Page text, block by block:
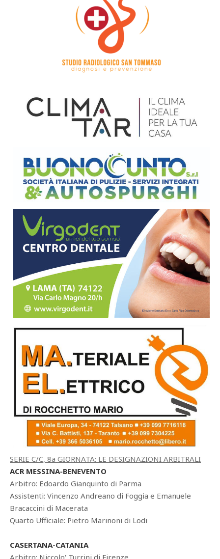
SERIE C/C, 8a GIORNATA: LE DESIGNAZIONI ARBITRALI
ACR MESSINA-BENEVENTO
Arbitro: Edoardo Gianquinto di Parma
Assistenti: Vincenzo Andreano di Foggia e Emanuele
Bracaccini di Macerata
Quarto Ufficiale: Pietro Marinoni di Lodi
CASERTANA-CATANIA